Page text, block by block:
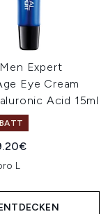
Expert
Eye Cream
Acid 15ml
Preis:
L